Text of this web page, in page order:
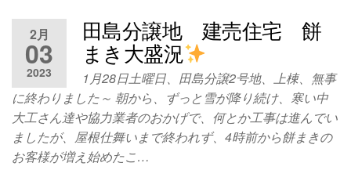
｜大
分県
日田
市
事は
全て
せく
ださ
い！
2月
03
2023
田島分譲地 建売住宅 餅
まき大盛況
1月28日土曜日、田島分譲2号地、上棟、無事
に終わりました～ 朝から、ずっと雪が降り続け、寒い中
大工さん達や協力業者のおかげで、何とか工事は進んでい
ましたが、屋根仕舞いまで終われず、4時前から餅まきの
お客様が増え始めたこ…